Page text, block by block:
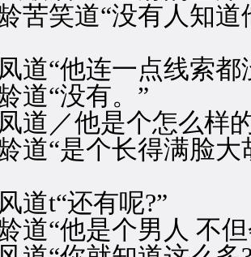
笑道“没有人知道
“他连一点线索都
“没有。”
／他是个怎么样
“是个长得满脸大
t“还有呢?”
“他是个男人 不但